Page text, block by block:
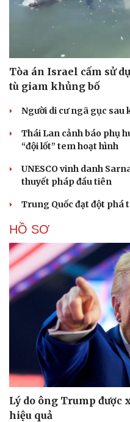
Cải chính
Tòa án Israel cấm sử
tù giam khủng bố
Người di cư ngã gục sau
Thái Lan cảnh báo phụ
“đội lốt” tem hoạt hình
UNESCO vinh danh
thuyết pháp đầu tiên
Trung Quốc đạt đột
HỒ SƠ
Lý do ông Trump được
hiệu quả